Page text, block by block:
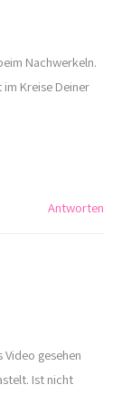
Nachwerkeln.
Kreise Deiner
Antworten
gesehen
Ist nicht